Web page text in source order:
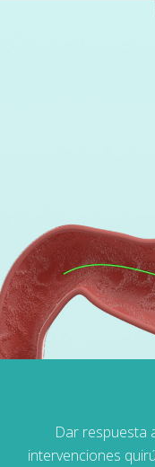
Dar respuesta
intervenciones